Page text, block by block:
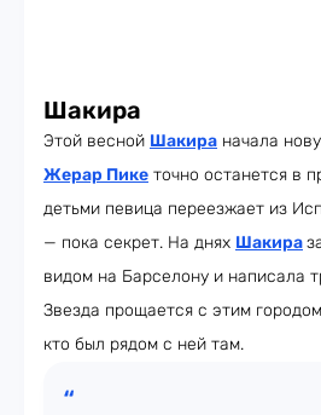
Шакира
Этой весной Шакира начала
Жерар Пике точно останется в
детьми певица переезжает из
— пока секрет. На днях Шакира
видом на Барселону и написала
Звезда прощается с этим
кто был рядом с ней там.